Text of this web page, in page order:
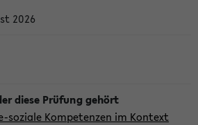
2026
soziale Kompetenzen im Kontext